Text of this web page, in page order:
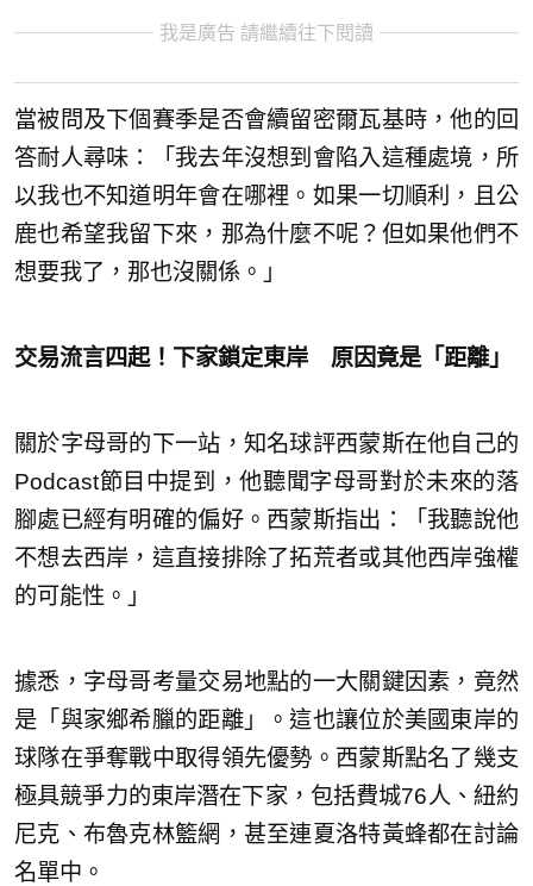
我是廣告 請繼續往下閱讀
當被問及下個賽季是否會續留密爾瓦基時，他的回
答耐人尋味：「我去年沒想到會陷入這種處境，所
以我也不知道明年會在哪裡。如果一切順利，且公
鹿也希望我留下來，那為什麼不呢？但如果他們不
想要我了，那也沒關係。」
交易流言四起！下家鎖定東岸 原因竟是「距離」
關於字母哥的下一站，知名球評西蒙斯在他自己的
Podcast節目中提到，他聽聞字母哥對於未來的落
腳處已經有明確的偏好。西蒙斯指出：「我聽說他
不想去西岸，這直接排除了拓荒者或其他西岸強權
的可能性。」
據悉，字母哥考量交易地點的一大關鍵因素，竟然
是「與家鄉希臘的距離」。這也讓位於美國東岸的
球隊在爭奪戰中取得領先優勢。西蒙斯點名了幾支
極具競爭力的東岸潛在下家，包括費城76人、紐約
尼克、布魯克林籃網，甚至連夏洛特黃蜂都在討論
名單中。